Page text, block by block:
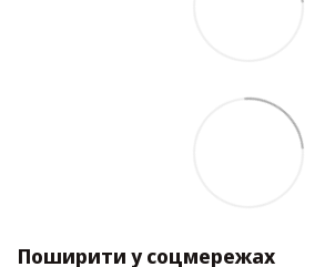
Поширити у соцмережах